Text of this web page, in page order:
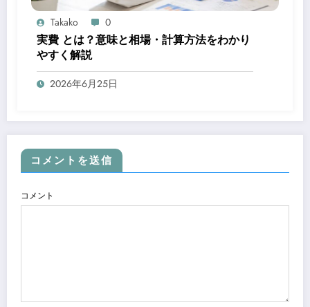
Takako 0
実費 とは？意味と相場・計算方法をわかり
やすく解説
2026年6月25日
コメントを送信
コメント